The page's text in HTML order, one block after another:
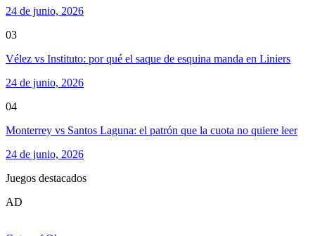
24 de junio, 2026
03
Vélez vs Instituto: por qué el saque de esquina manda en Liniers
24 de junio, 2026
04
Monterrey vs Santos Laguna: el patrón que la cuota no quiere leer
24 de junio, 2026
Juegos destacados
AD